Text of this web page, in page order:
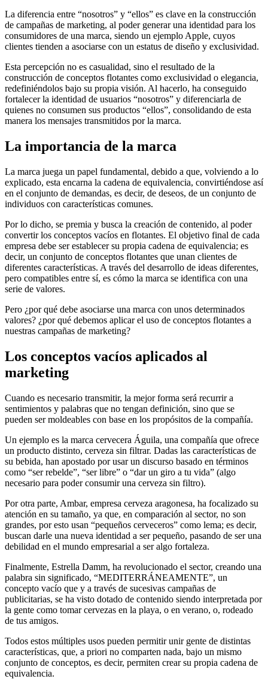
La diferencia entre “nosotros” y “ellos” es clave en la construcción
de campañas de marketing, al poder generar una identidad para los
consumidores de una marca, siendo un ejemplo Apple, cuyos
clientes tienden a asociarse con un estatus de diseño y exclusividad.
Esta percepción no es casualidad, sino el resultado de la
construcción de conceptos flotantes como exclusividad o elegancia,
redefiniéndolos bajo su propia visión. Al hacerlo, ha conseguido
fortalecer la identidad de usuarios “nosotros” y diferenciarla de
quienes no consumen sus productos “ellos”, consolidando de esta
manera los mensajes transmitidos por la marca.
La importancia de la marca
La marca juega un papel fundamental, debido a que, volviendo a lo
explicado, esta encarna la cadena de equivalencia, convirtiéndose así
en el conjunto de demandas, es decir, de deseos, de un conjunto de
individuos con características comunes.
Por lo dicho, se premia y busca la creación de contenido, al poder
convertir los conceptos vacíos en flotantes. El objetivo final de cada
empresa debe ser establecer su propia cadena de equivalencia; es
decir, un conjunto de conceptos flotantes que unan clientes de
diferentes características. A través del desarrollo de ideas diferentes,
pero compatibles entre sí, es cómo la marca se identifica con una
serie de valores.
Pero ¿por qué debe asociarse una marca con unos determinados
valores? ¿por qué debemos aplicar el uso de conceptos flotantes a
nuestras campañas de marketing?
Los conceptos vacíos aplicados al
marketing
Cuando es necesario transmitir, la mejor forma será recurrir a
sentimientos y palabras que no tengan definición, sino que se
pueden ser moldeables con base en los propósitos de la compañía.
Un ejemplo es la marca cervecera Águila, una compañía que ofrece
un producto distinto, cerveza sin filtrar. Dadas las características de
su bebida, han apostado por usar un discurso basado en términos
como “ser rebelde”, “ser libre” o “dar un giro a tu vida” (algo
necesario para poder consumir una cerveza sin filtro).
Por otra parte, Ambar, empresa cerveza aragonesa, ha focalizado su
atención en su tamaño, ya que, en comparación al sector, no son
grandes, por esto usan “pequeños cerveceros” como lema; es decir,
buscan darle una nueva identidad a ser pequeño, pasando de ser una
debilidad en el mundo empresarial a ser algo fortaleza.
Finalmente, Estrella Damm, ha revolucionado el sector, creando una
palabra sin significado, “MEDITERRÁNEAMENTE”, un
concepto vacío que y a través de sucesivas campañas de
publicitarias, se ha visto dotado de contenido siendo interpretada por
la gente como tomar cervezas en la playa, o en verano, o, rodeado
de tus amigos.
Todos estos múltiples usos pueden permitir unir gente de distintas
características, que, a priori no comparten nada, bajo un mismo
conjunto de conceptos, es decir, permiten crear su propia cadena de
equivalencia.